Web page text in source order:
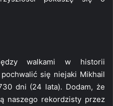
walkami w historii
się niejaki Mikhail
dni (24 lata). Dodam, że
naszego rekordzisty przez